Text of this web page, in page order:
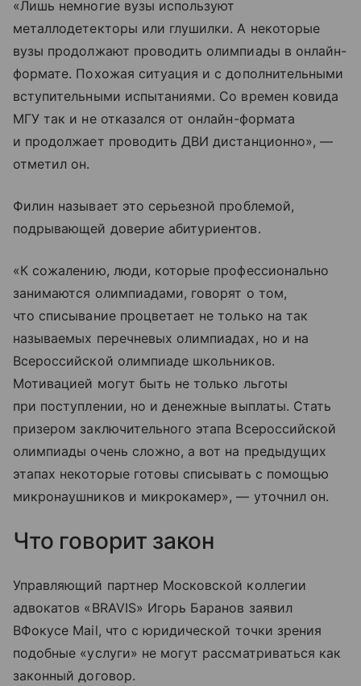
«Лишь немногие вузы используют
металлодетекторы или глушилки. А некоторые
вузы продолжают проводить олимпиады в онлайн-
формате. Похожая ситуация и с дополнительными
вступительными испытаниями. Со времен ковида
МГУ так и не отказался от онлайн-формата
и продолжает проводить ДВИ дистанционно», —
отметил он.
Филин называет это серьезной проблемой,
подрывающей доверие абитуриентов.
«К сожалению, люди, которые профессионально
занимаются олимпиадами, говорят о том,
что списывание процветает не только на так
называемых перечневых олимпиадах, но и на
Всероссийской олимпиаде школьников.
Мотивацией могут быть не только льготы
при поступлении, но и денежные выплаты. Стать
призером заключительного этапа Всероссийской
олимпиады очень сложно, а вот на предыдущих
этапах некоторые готовы списывать с помощью
микронаушников и микрокамер», — уточнил он.
Что говорит закон
Управляющий партнер Московской коллегии
адвокатов «BRAVIS» Игорь Баранов заявил
ВФокусе Mail, что с юридической точки зрения
подобные «услуги» не могут рассматриваться как
законный договор.